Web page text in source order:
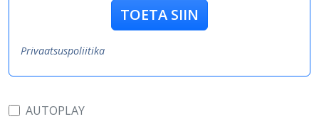
TOETA SIIN
Privaatsuspoliitika
AUTOPLAY